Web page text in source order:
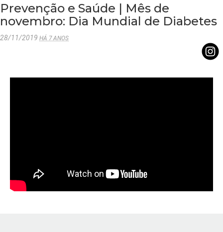
Prevenção e Saúde | Mês de
novembro: Dia Mundial de Diabetes
28/11/2019 HÁ 7 ANOS